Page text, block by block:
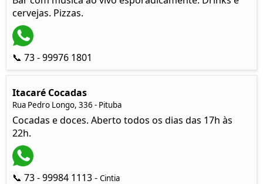
cervejas. Pizzas.
📞 73 - 99976 1801
Itacaré Cocadas
Rua Pedro Longo, 336 - Pituba
Cocadas e doces. Aberto todos os dias das 17h às
22h.
📞 73 - 99984 1113 - Cintia